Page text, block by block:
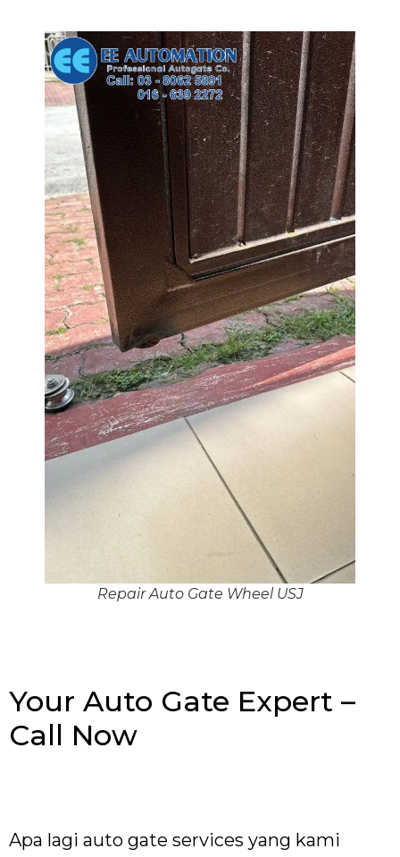
Repair Auto Gate Wheel USJ
Your Auto Gate Expert –
Call Now
Apa lagi auto gate services yang kami